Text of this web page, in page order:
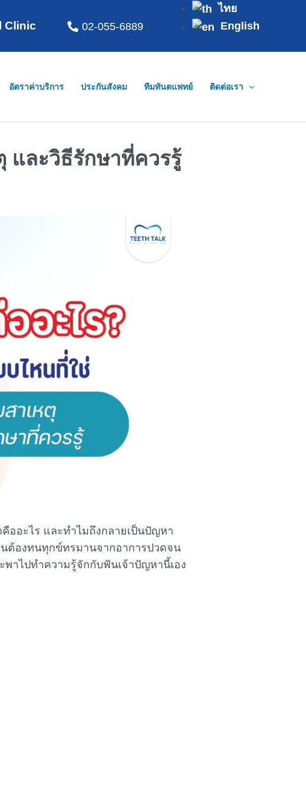
Clinic 02-055-6889
ไทย
English
อัตราค่าบริการ ประกันสังคม ทีมทันตแพทย์ ติดต่อเรา
และวิธีรักษาที่ควรรู้
ออะไร และทำไมถึงกลายเป็นปัญหา
ต้องทนทุกข์ทรมานจากอาการปวดจน
พาไปทำความรู้จักกับฟันเจ้าปัญหานี้เอง